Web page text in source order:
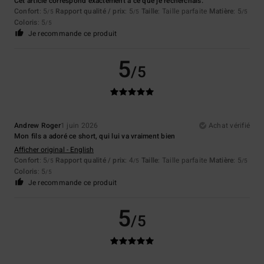
Confort: 5/5 Rapport qualité / prix: 5/5 Taille: Taille parfaite Matière: 5/5
Coloris: 5/5
Je recommande ce produit
5/5
Andrew Roger1 juin 2026
Achat vérifié
Mon fils a adoré ce short, qui lui va vraiment bien
Afficher original - English
Confort: 5/5 Rapport qualité / prix: 4/5 Taille: Taille parfaite Matière: 5/5
Coloris: 5/5
Je recommande ce produit
5/5